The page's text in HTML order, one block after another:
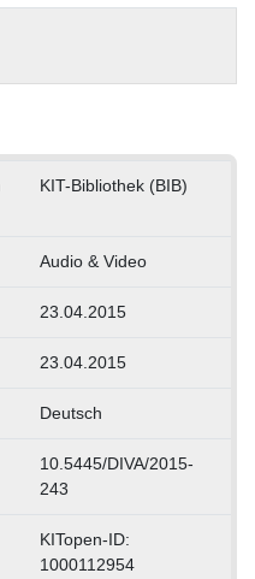
KIT-Bibliothek (BIB)
Audio & Video
23.04.2015
23.04.2015
Deutsch
10.5445/DIVA/2015-
243
KITopen-ID:
1000112954